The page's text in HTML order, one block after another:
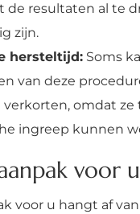
de resultaten al te
zijn.
hersteltijd: Soms
van deze
omdat ze
ingreep kunnen
voor
voor u hangt af